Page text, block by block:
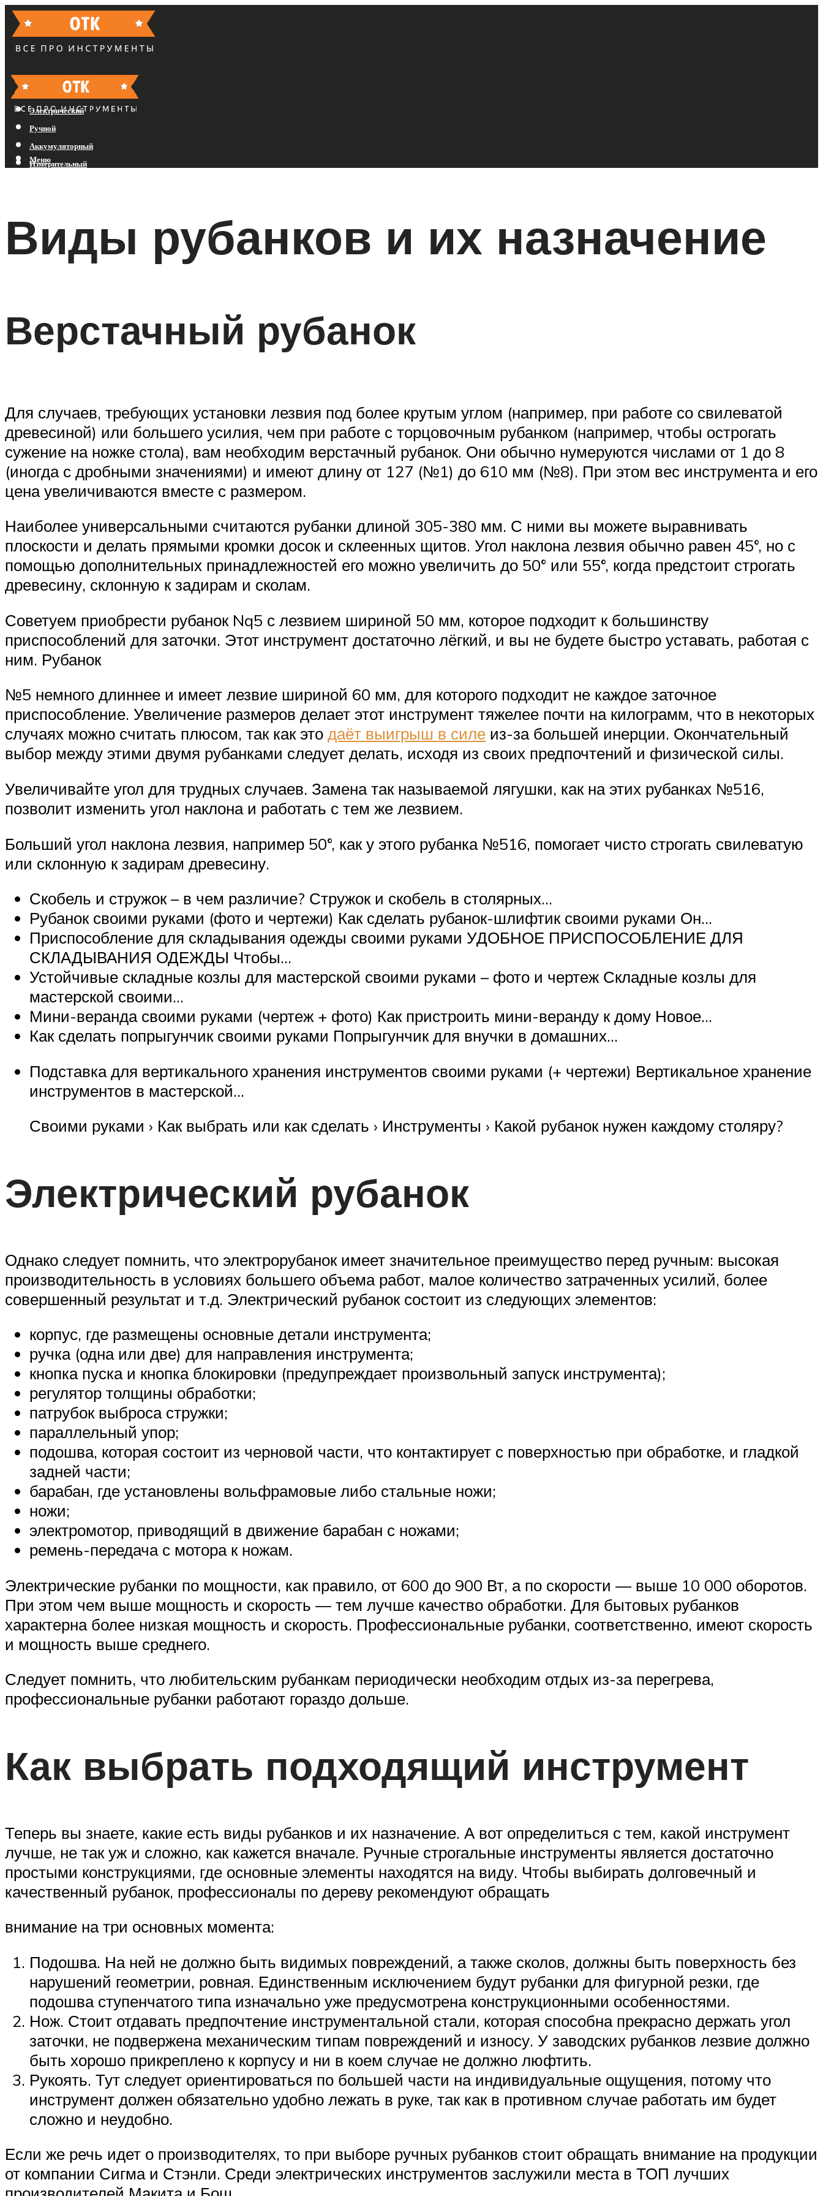
Бензиновый
Электрический
Ручной
Аккумуляторный
Измерительный
Меню
Виды рубанков и их назначение
Верстачный рубанок
Для случаев, требующих установки лезвия под более крутым углом (например, при работе со свилеватой
древесиной) или большего усилия, чем при работе с торцовочным рубанком (например, чтобы острогать
сужение на ножке стола), вам необходим верстачный рубанок. Они обычно нумеруются числами от 1 до 8
(иногда с дробными значениями) и имеют длину от 127 (№1) до 610 мм (№8). При этом вес инструмента и его
цена увеличиваются вместе с размером.
Наиболее универсальными считаются рубанки длиной 305-380 мм. С ними вы можете выравнивать
плоскости и делать прямыми кромки досок и склеенных щитов. Угол наклона лезвия обычно равен 45°, но с
помощью дополнительных принадлежностей его можно увеличить до 50° или 55°, когда предстоит строгать
древесину, склонную к задирам и сколам.
Советуем приобрести рубанок Nq5 с лезвием шириной 50 мм, которое подходит к большинству
приспособлений для заточки. Этот инструмент достаточно лёгкий, и вы не будете быстро уставать, работая с
ним. Рубанок
№5 немного длиннее и имеет лезвие шириной 60 мм, для которого подходит не каждое заточное
приспособление. Увеличение размеров делает этот инструмент тяжелее почти на килограмм, что в некоторых
случаях можно считать плюсом, так как это даёт выигрыш в силе из-за большей инерции. Окончательный
выбор между этими двумя рубанками следует делать, исходя из своих предпочтений и физической силы.
Увеличивайте угол для трудных случаев. Замена так называемой лягушки, как на этих рубанках №516,
позволит изменить угол наклона и работать с тем же лезвием.
Больший угол наклона лезвия, например 50°, как у этого рубанка №516, помогает чисто строгать свилеватую
или склонную к задирам древесину.
Скобель и стружок – в чем различие? Стружок и скобель в столярных…
Рубанок своими руками (фото и чертежи) Как сделать рубанок-шлифтик своими руками Он…
Приспособление для складывания одежды своими руками УДОБНОЕ ПРИСПОСОБЛЕНИЕ ДЛЯ
СКЛАДЫВАНИЯ ОДЕЖДЫ Чтобы…
Устойчивые складные козлы для мастерской своими руками – фото и чертеж Складные козлы для
мастерской своими…
Мини-веранда своими руками (чертеж + фото) Как пристроить мини-веранду к дому Новое…
Как сделать попрыгунчик своими руками Попрыгунчик для внучки в домашних…
Подставка для вертикального хранения инструментов своими руками (+ чертежи) Вертикальное хранение
инструментов в мастерской…
Своими руками › Как выбрать или как сделать › Инструменты › Какой рубанок нужен каждому столяру?
Электрический рубанок
Однако следует помнить, что электрорубанок имеет значительное преимущество перед ручным: высокая
производительность в условиях большего объема работ, малое количество затраченных усилий, более
совершенный результат и т.д. Электрический рубанок состоит из следующих элементов:
корпус, где размещены основные детали инструмента;
ручка (одна или две) для направления инструмента;
кнопка пуска и кнопка блокировки (предупреждает произвольный запуск инструмента);
регулятор толщины обработки;
патрубок выброса стружки;
параллельный упор;
подошва, которая состоит из черновой части, что контактирует с поверхностью при обработке, и гладкой
задней части;
барабан, где установлены вольфрамовые либо стальные ножи;
ножи;
электромотор, приводящий в движение барабан с ножами;
ремень-передача с мотора к ножам.
Электрические рубанки по мощности, как правило, от 600 до 900 Вт, а по скорости — выше 10 000 оборотов.
При этом чем выше мощность и скорость — тем лучше качество обработки. Для бытовых рубанков
характерна более низкая мощность и скорость. Профессиональные рубанки, соответственно, имеют скорость
и мощность выше среднего.
Следует помнить, что любительским рубанкам периодически необходим отдых из-за перегрева,
профессиональные рубанки работают гораздо дольше.
Как выбрать подходящий инструмент
Теперь вы знаете, какие есть виды рубанков и их назначение. А вот определиться с тем, какой инструмент
лучше, не так уж и сложно, как кажется вначале. Ручные строгальные инструменты является достаточно
простыми конструкциями, где основные элементы находятся на виду. Чтобы выбирать долговечный и
качественный рубанок, профессионалы по дереву рекомендуют обращать
внимание на три основных момента:
Подошва. На ней не должно быть видимых повреждений, а также сколов, должны быть поверхность без
нарушений геометрии, ровная. Единственным исключением будут рубанки для фигурной резки, где
подошва ступенчатого типа изначально уже предусмотрена конструкционными особенностями.
Нож. Стоит отдавать предпочтение инструментальной стали, которая способна прекрасно держать угол
заточки, не подвержена механическим типам повреждений и износу. У заводских рубанков лезвие должно
быть хорошо прикреплено к корпусу и ни в коем случае не должно люфтить.
Рукоять. Тут следует ориентироваться по большей части на индивидуальные ощущения, потому что
инструмент должен обязательно удобно лежать в руке, так как в противном случае работать им будет
сложно и неудобно.
Если же речь идет о производителях, то при выборе ручных рубанков стоит обращать внимание на продукции
от компании Сигма и Стэнли. Среди электрических инструментов заслужили места в ТОП лучших